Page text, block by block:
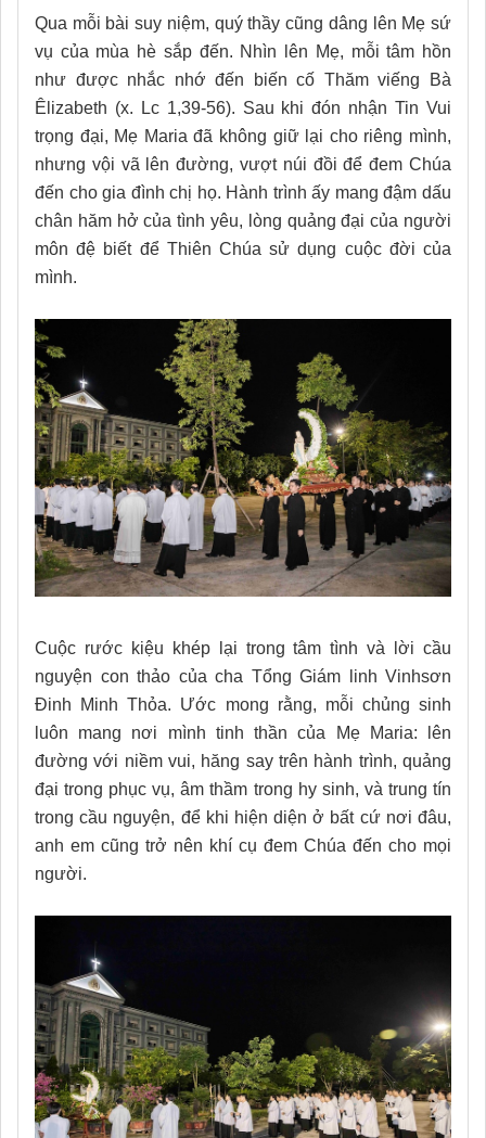
Qua mỗi bài suy niệm, quý thầy cũng dâng lên Mẹ sứ
vụ của mùa hè sắp đến. Nhìn lên Mẹ, mỗi tâm hồn
như được nhắc nhớ đến biến cố Thăm viếng Bà
Êlizabeth (x. Lc 1,39-56). Sau khi đón nhận Tin Vui
trọng đại, Mẹ Maria đã không giữ lại cho riêng mình,
nhưng vội vã lên đường, vượt núi đồi để đem Chúa
đến cho gia đình chị họ. Hành trình ấy mang đậm dấu
chân hăm hở của tình yêu, lòng quảng đại của người
môn đệ biết để Thiên Chúa sử dụng cuộc đời của
mình.
Cuộc rước kiệu khép lại trong tâm tình và lời cầu
nguyện con thảo của cha Tổng Giám linh Vinhsơn
Đinh Minh Thỏa. Ước mong rằng, mỗi chủng sinh
luôn mang nơi mình tinh thần của Mẹ Maria: lên
đường với niềm vui, hăng say trên hành trình, quảng
đại trong phục vụ, âm thầm trong hy sinh, và trung tín
trong cầu nguyện, để khi hiện diện ở bất cứ nơi đâu,
anh em cũng trở nên khí cụ đem Chúa đến cho mọi
người.